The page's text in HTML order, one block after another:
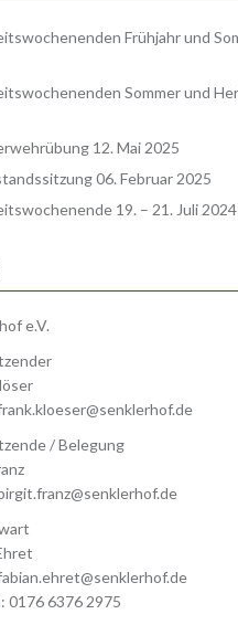
Frühjahr und
Sommer und
12. Mai 2025
06. Februar 2025
19. – 21. Juli 2024
e.V.
/ Belegung
0176 6376 2975